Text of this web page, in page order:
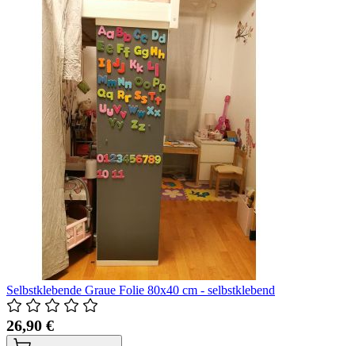
Selbstklebende Graue Folie 80x40 cm - selbstklebend
26,90 €